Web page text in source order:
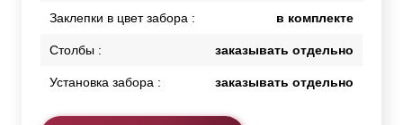
Заклепки в цвет забора : в комплекте
Столбы : заказывать отдельно
Установка забора : заказывать отдельно